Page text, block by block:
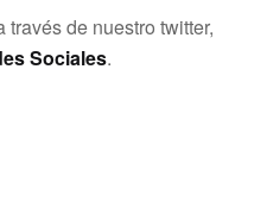
de nuestro twitter,
Sociales.